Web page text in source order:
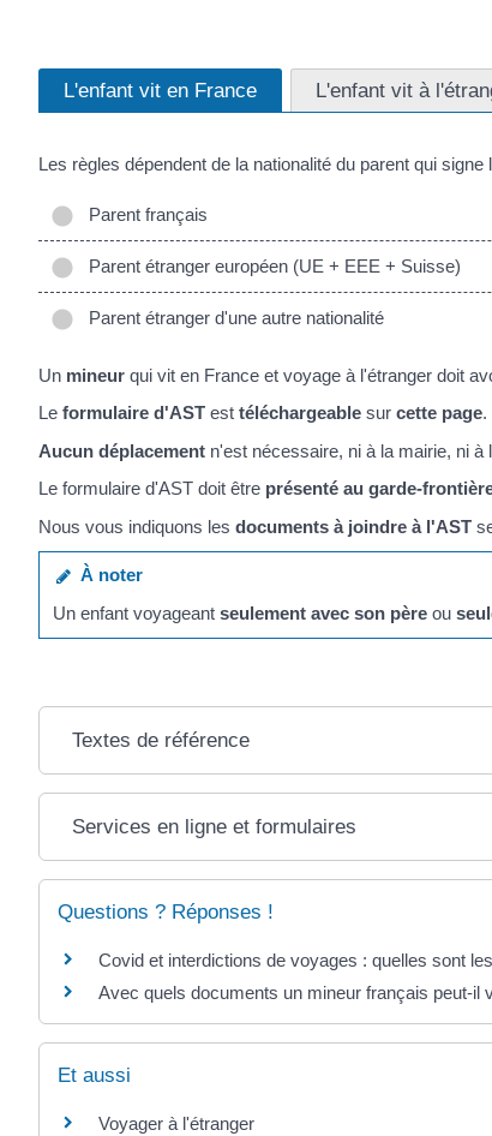
L'enfant vit en France L'enfant vit à
Les règles dépendent de la nationalité du parent qui signe
Parent français
Parent étranger européen (UE + EEE + Suisse)
Parent étranger d'une autre nationalité
Un mineur qui vit en France et voyage à l'étranger doit
Le formulaire d'AST est téléchargeable sur cette page.
Aucun déplacement n'est nécessaire, ni à la mairie, ni
Le formulaire d'AST doit être présenté au garde-
Nous vous indiquons les documents à joindre à l'AST
À noter
Un enfant voyageantseulement avec son père ou
Textes de référence
Services en ligne et formulaires
Questions ? Réponses !
Covid et interdictions de voyages : quelles sont
Avec quels documents un mineur français peut-il
Et aussi
Voyager à l'étranger